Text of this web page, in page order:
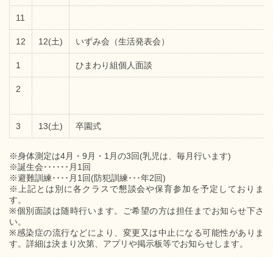
11
12 12(土) いずみ会（生活発表会）
1 ひまわり組個人面談
2
3 13(土) 卒園式
※身体測定は4月・9月・1月の3回(乳児は、毎月行います)
※誕生会･･････月1回
※避難訓練････月1回(防犯訓練･･･年2回)
※上記とは別に各クラスで懇談会や保育参加を予定しておりま
す。
※個別面談は随時行います。ご希望の方は担任までお知らせ下さ
い。
※感染症の流行などにより、変更又は中止になる可能性がありま
す。詳細は決まり次第、アプリや掲示板等でお知らせします。